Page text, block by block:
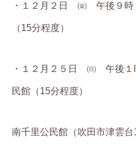
・１２月２日 ㈮ 午後９
（15分程度）
・１２月２５日 ㈰ 午後
民館（15分程度）
南千里公民館（吹田市津雲